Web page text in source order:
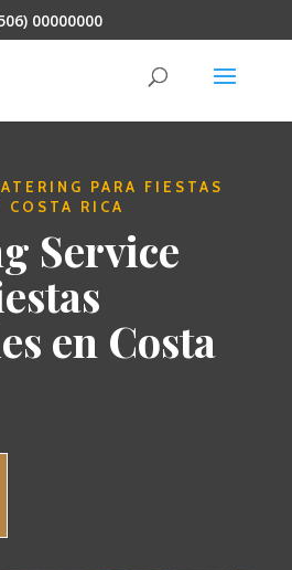
00000000
PARA FIESTAS
COSTA RICA
Service
en Costa